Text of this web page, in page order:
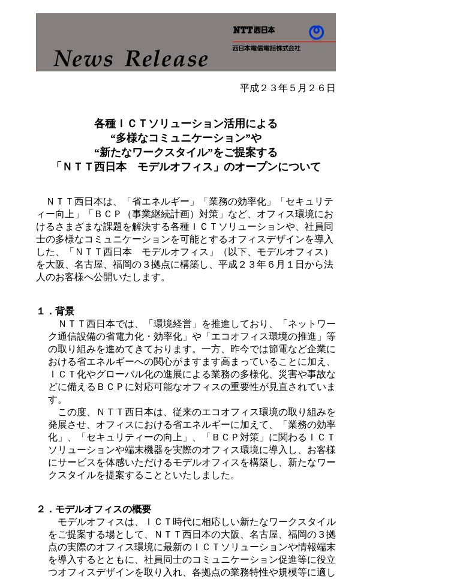
平成２３年５月２６日
各種ＩＣＴソリューション活用による
“多様なコミュニケーション”や
“新たなワークスタイル”をご提案する
「ＮＴＴ西日本 モデルオフィス」のオープンについて
ＮＴＴ西日本は、「省エネルギー」「業務の効率化」「セキュリテ
ィー向上」「ＢＣＰ（事業継続計画）対策」など、オフィス環境にお
けるさまざまな課題を解決する各種ＩＣＴソリューションや、社員同
士の多様なコミュニケーションを可能とするオフィスデザインを導入
した、「ＮＴＴ西日本 モデルオフィス」（以下、モデルオフィス）
を大阪、名古屋、福岡の３拠点に構築し、平成２３年６月１日から法
人のお客様へ公開いたします。
１．背景
ＮＴＴ西日本では、「環境経営」を推進しており、「ネットワー
ク通信設備の省電力化・効率化」や「エコオフィス環境の推進」等
の取り組みを進めてきております。一方、昨今では節電など企業に
おける省エネルギーへの関心がますます高まっていることに加え、
ＩＣＴ化やグローバル化の進展による業務の多様化、災害や事故な
どに備えるＢＣＰに対応可能なオフィスの重要性が見直されていま
す。
この度、ＮＴＴ西日本は、従来のエコオフィス環境の取り組みを
発展させ、オフィスにおける省エネルギーに加えて、「業務の効率
化」、「セキュリティーの向上」、「ＢＣＰ対策」に関わるＩＣＴ
ソリューションや端末機器を実際のオフィス環境に導入し、お客様
にサービスを体感いただけるモデルオフィスを構築し、新たなワー
クスタイルを提案することといたしました。
２．モデルオフィスの概要
モデルオフィスは、ＩＣＴ時代に相応しい新たなワークスタイル
をご提案する場として、ＮＴＴ西日本の大阪、名古屋、福岡の３拠
点の実際のオフィス環境に最新のＩＣＴソリューションや情報端末
を導入するとともに、社員同士のコミュニケーション促進等に役立
つオフィスデザインを取り入れ、各拠点の業務特性や規模等に適し